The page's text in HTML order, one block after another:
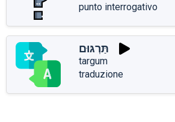
punto interrogativo
תַּרְגּוּם
targum
traduzione